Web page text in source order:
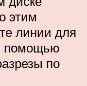
этим
линии для
помощью
по